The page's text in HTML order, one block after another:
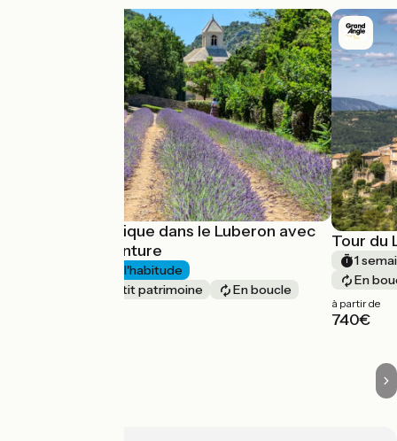
À vélo électrique dans le Luberon avec
Terres d'Aventure
J'ai l'habitude
Nature & petit patrimoine
En boucle
Tour du
1
En
à partir de
740€